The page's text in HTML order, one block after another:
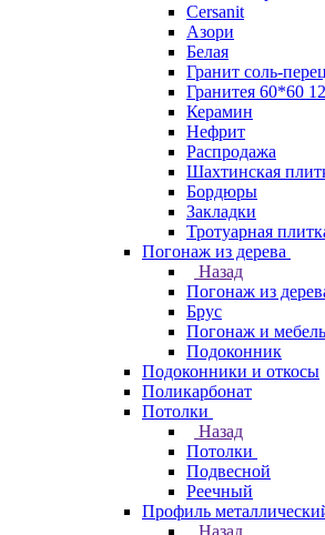
Cersanit
Азори
Белая
Гранит соль-перец
Гранитея 60*60
Керамин
Нефрит
Распродажа
Шахтинская
Бордюры
Закладки
Тротуарная
Погонаж из дерева
Назад
Погонаж из
Брус
Погонаж и
Подоконник
Подоконники и откосы
Поликарбонат
Потолки
Назад
Потолки
Подвесной
Реечный
Профиль
Назад